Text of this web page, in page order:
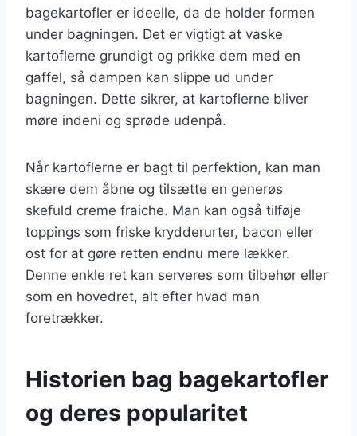
bagekartofler er ideelle, da de holder formen
under bagningen. Det er vigtigt at vaske
kartoflerne grundigt og prikke dem med en
gaffel, så dampen kan slippe ud under
bagningen. Dette sikrer, at kartoflerne bliver
møre indeni og sprøde udenpå.
Når kartoflerne er bagt til perfektion, kan man
skære dem åbne og tilsætte en generøs
skefuld creme fraiche. Man kan også tilføje
toppings som friske krydderurter, bacon eller
ost for at gøre retten endnu mere lækker.
Denne enkle ret kan serveres som tilbehør eller
som en hovedret, alt efter hvad man
foretrækker.
Historien bag bagekartofler
og deres popularitet